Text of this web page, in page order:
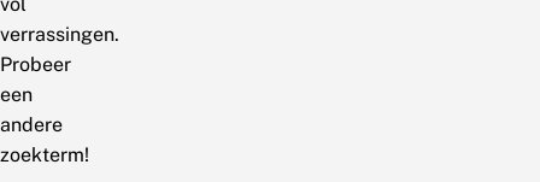
verrassingen.
Probeer
een
andere
zoekterm!